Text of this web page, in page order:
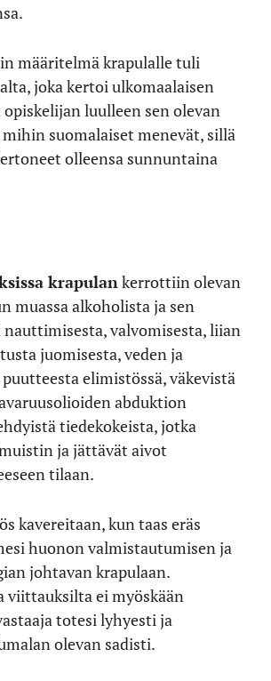
määritelmä krapulalle tuli
joka kertoi ulkomaalaisen
luulleen sen olevan
suomalaiset menevät, sillä
olleensa sunnuntaina
krapulan kerrottiin olevan
muassa alkoholista ja sen
nauttimisesta, valvomisesta, liian
juomisesta, veden ja
elimistössä, väkevistä
abduktion
tiedekokeista, jotka
ja jättävät aivot
tilaan.
kavereitaan, kun taas eräs
huonon valmistautumisen ja
johtavan krapulaan.
viittauksilta ei myöskään
totesi lyhyesti ja
olevan sadisti.